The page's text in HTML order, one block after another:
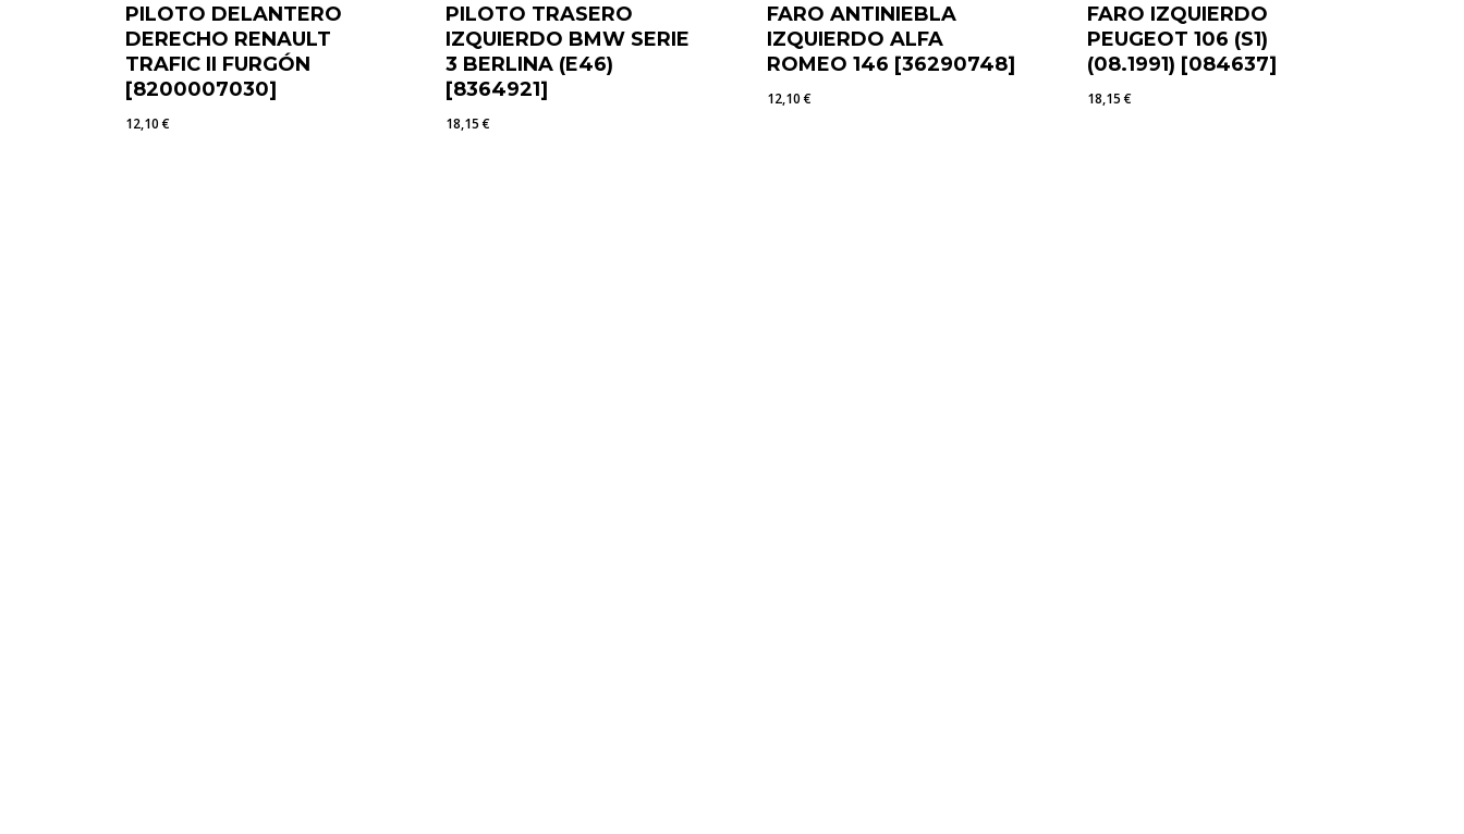
PILOTO DELANTERO
DERECHO RENAULT
TRAFIC II FURGÓN
[8200007030]
12,10€
PILOTO TRASERO
IZQUIERDO BMW SERIE
3 BERLINA (E46)
[8364921]
18,15€
FARO ANTINIEBLA
IZQUIERDO ALFA
ROMEO 146 [36290748]
12,10€
FARO IZQUIERDO
PEUGEOT 106 (S1)
(08.1991) [084637]
18,15€